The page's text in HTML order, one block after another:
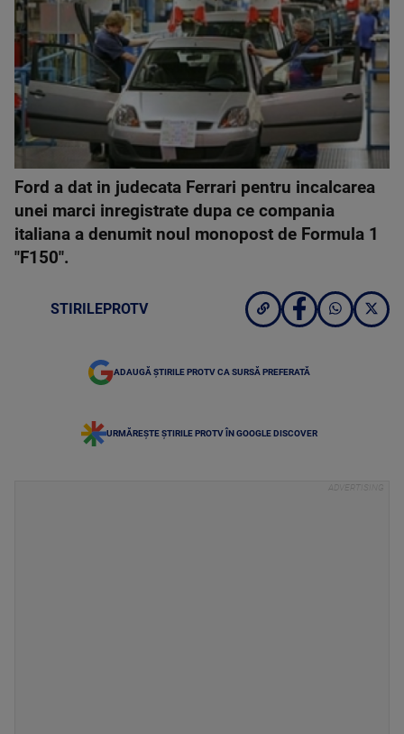
Ford a dat in judecata Ferrari pentru incalcarea
unei marci inregistrate dupa ce compania
italiana a denumit noul monopost de Formula 1
"F150".
STIRILEPROTV
ADAUGĂ ȘTIRILE PROTV CA SURSĂ PREFERATĂ
URMĂREȘTE ȘTIRILE PROTV ÎN GOOGLE DISCOVER